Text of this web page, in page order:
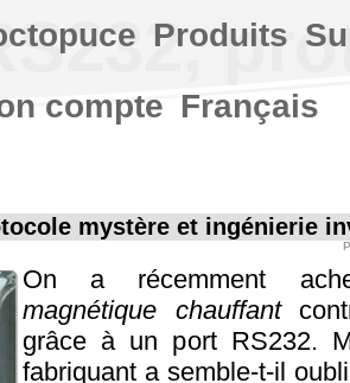
mystère et ingénierie
On a récemment
magnétique chauffant
grâce à un port RS232.
fabriquant a semble-t-il
Produits
compte Français